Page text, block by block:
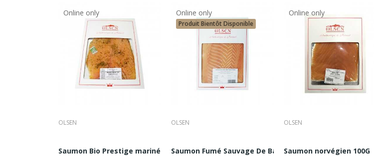
saumon Ecossais ou Norvégiens...
Online only
OLSEN
Saumon Bio Prestige mariné à l'aneth 2/3...
Online only
Produit Bientôt Disponible
OLSEN
Saumon Fumé Sauvage De Baltique Prestige Olsen...
Online only
OLSEN
Saumon norvégien 100G